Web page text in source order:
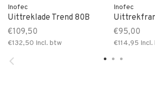
Inofec
Uittreklade Trend 80B
€109,50
€132,50 Incl. btw
Inofec
€95,00
€114,95